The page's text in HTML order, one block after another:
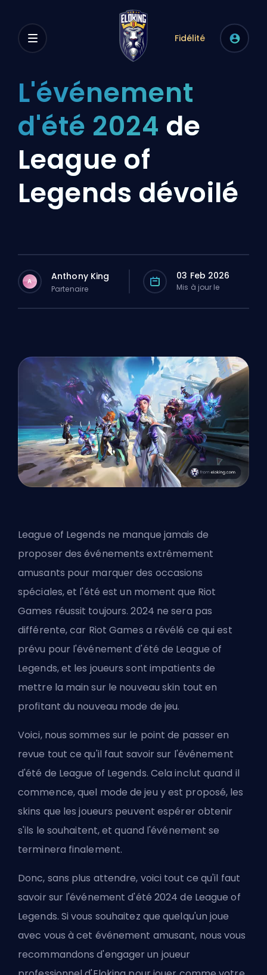
Fidélité
L'événement
d'été 2024 de
League of
Legends dévoilé
A Anthony King
Partenaire
03 Feb 2026
Mis à jour le
League of Legends ne manque jamais de
proposer des événements extrêmement
amusants pour marquer des occasions
spéciales, et l'été est un moment que Riot
Games réussit toujours. 2024 ne sera pas
différente, car Riot Games a révélé ce qui est
prévu pour l'événement d'été de League of
Legends, et les joueurs sont impatients de
mettre la main sur le nouveau skin tout en
profitant du nouveau mode de jeu.
Voici, nous sommes sur le point de passer en
revue tout ce qu'il faut savoir sur l'événement
d'été de League of Legends. Cela inclut quand il
commence, quel mode de jeu y est proposé, les
skins que les joueurs peuvent espérer obtenir
s'ils le souhaitent, et quand l'événement se
terminera finalement.
Donc, sans plus attendre, voici tout ce qu'il faut
savoir sur l'événement d'été 2024 de League of
Legends. Si vous souhaitez que quelqu'un joue
avec vous à cet événement amusant, nous vous
recommandons d'engager un joueur